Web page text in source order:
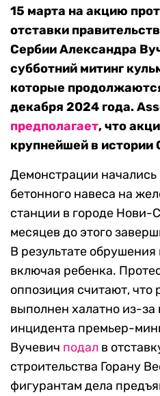
15 марта на акцию
отставки
Сербии Александра
субботний митинг
которые
декабря 2024 года.
предполагает, что
крупнейшей в истории
Демонстрации
бетонного навеса на
станции в городе Нови-
месяцев до этого
В результате обрушения
включая ребенка.
оппозиция считают, что
выполнен халатно из-
инцидента премьер-
Вучевич подал в
строительства Горану
фигурантам дела